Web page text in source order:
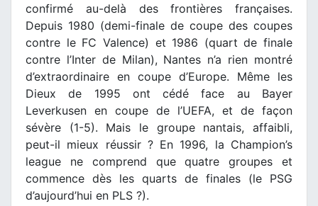
confirmé au-delà des frontières françaises.
Depuis 1980 (demi-finale de coupe des coupes
contre le FC Valence) et 1986 (quart de finale
contre l’Inter de Milan), Nantes n’a rien montré
d’extraordinaire en coupe d’Europe. Même les
Dieux de 1995 ont cédé face au Bayer
Leverkusen en coupe de l’UEFA, et de façon
sévère (1-5). Mais le groupe nantais, affaibli,
peut-il mieux réussir ? En 1996, la Champion’s
league ne comprend que quatre groupes et
commence dès les quarts de finales (le PSG
d’aujourd’hui en PLS ?).